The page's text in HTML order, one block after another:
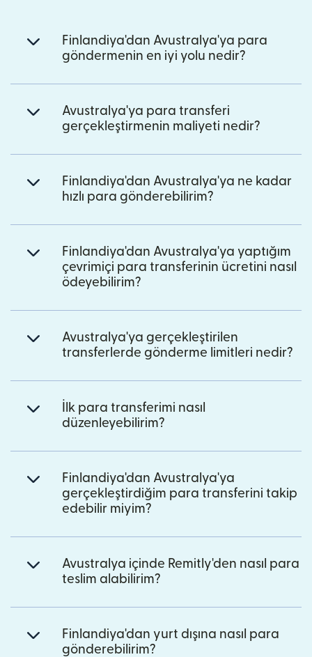
Finlandiya'dan Avustralya'ya para
göndermenin en iyi yolu nedir?
Avustralya'ya para transferi
gerçekleştirmenin maliyeti nedir?
Finlandiya'dan Avustralya'ya ne kadar
hızlı para gönderebilirim?
Finlandiya'dan Avustralya'ya yaptığım
çevrimiçi para transferinin ücretini nasıl
ödeyebilirim?
Avustralya'ya gerçekleştirilen
transferlerde gönderme limitleri nedir?
İlk para transferimi nasıl
düzenleyebilirim?
Finlandiya'dan Avustralya'ya
gerçekleştirdiğim para transferini takip
edebilir miyim?
Avustralya içinde Remitly'den nasıl para
teslim alabilirim?
Finlandiya'dan yurt dışına nasıl para
gönderebilirim?